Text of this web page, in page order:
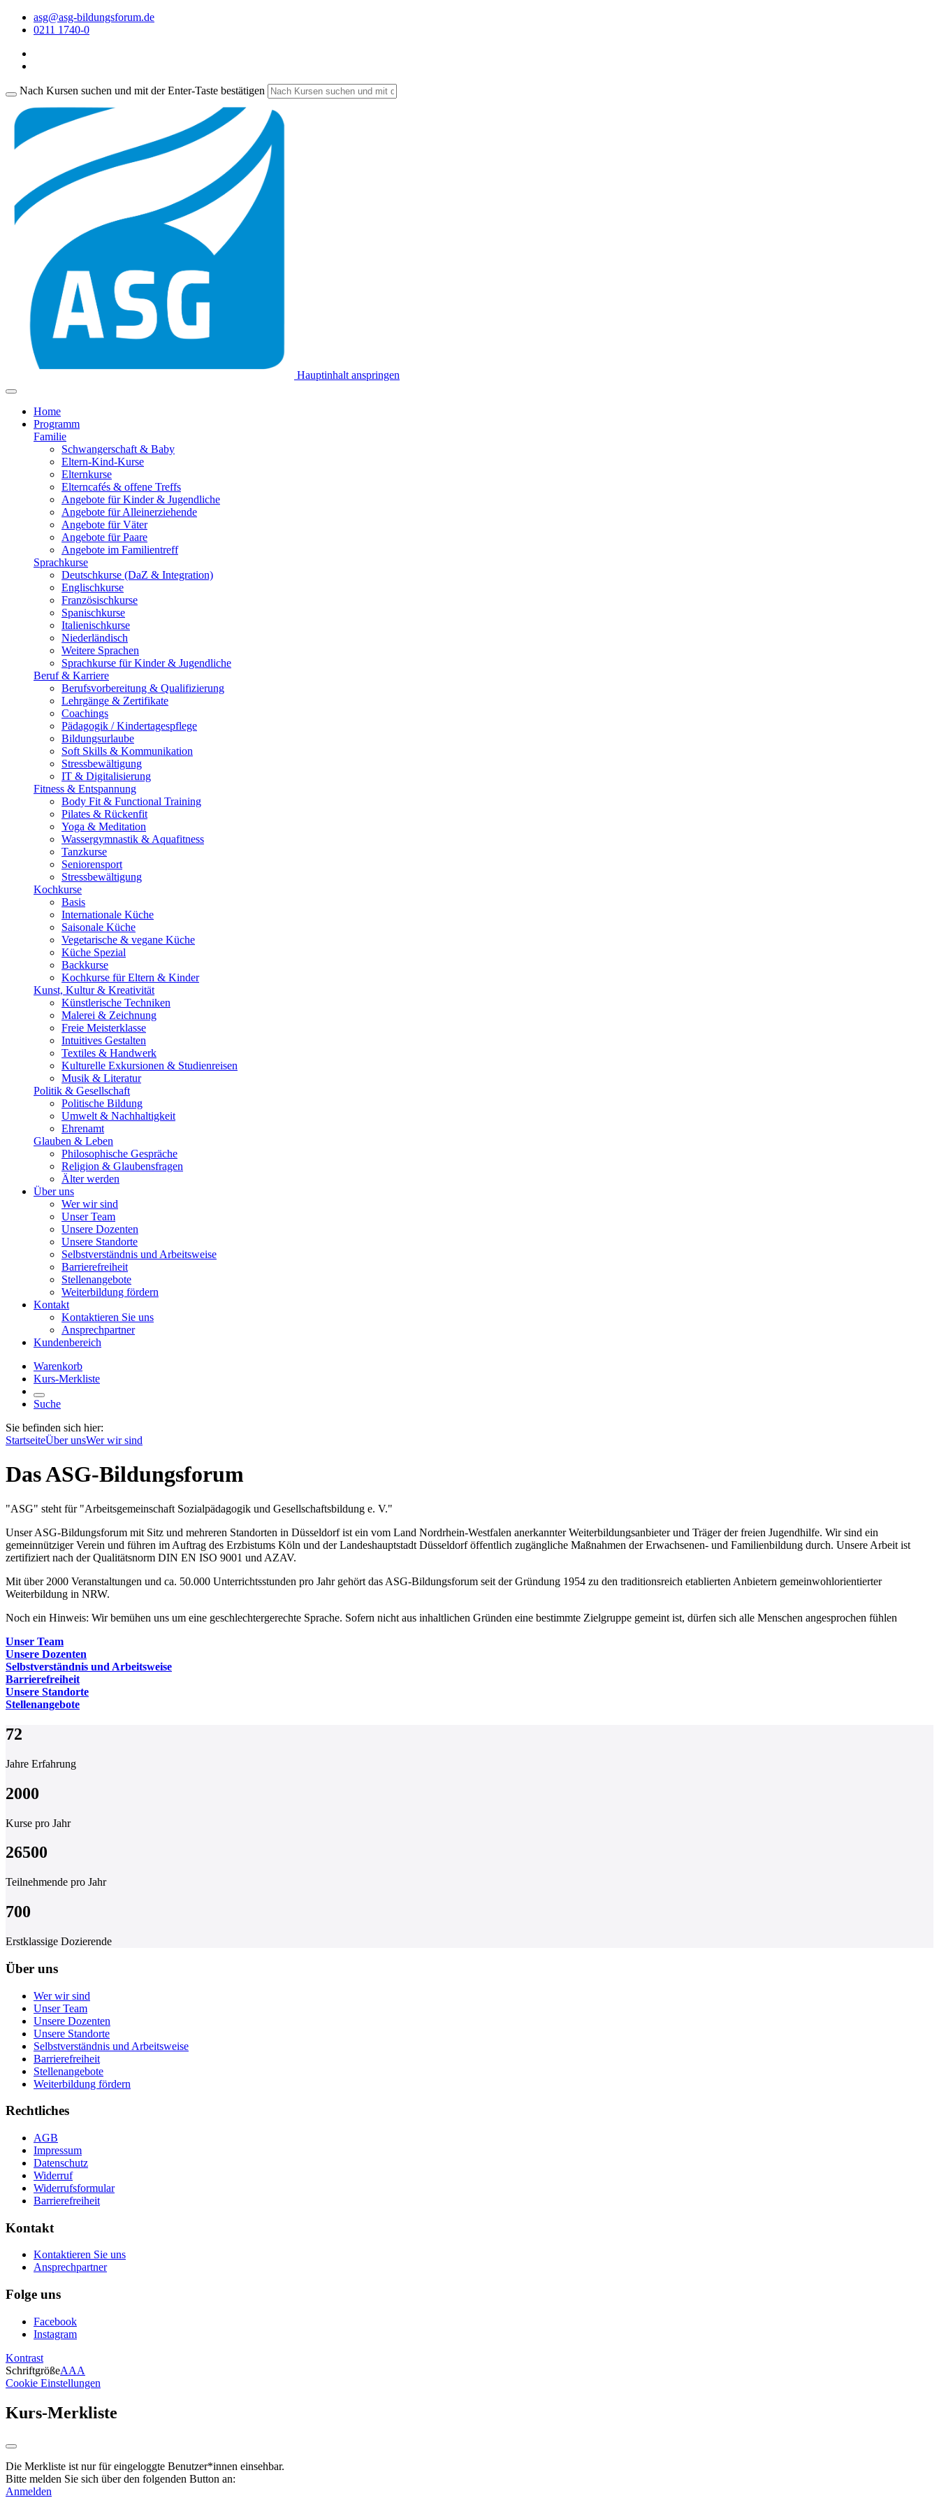
asg@asg-bildungsforum.de
0211 1740-0
Nach Kursen suchen und mit der Enter-Taste bestätigen
Hauptinhalt anspringen
Home
Programm
Familie
Schwangerschaft & Baby
Eltern-Kind-Kurse
Elternkurse
Elterncafés & offene Treffs
Angebote für Kinder & Jugendliche
Angebote für Alleinerziehende
Angebote für Väter
Angebote für Paare
Angebote im Familientreff
Sprachkurse
Deutschkurse (DaZ & Integration)
Englischkurse
Französischkurse
Spanischkurse
Italienischkurse
Niederländisch
Weitere Sprachen
Sprachkurse für Kinder & Jugendliche
Beruf & Karriere
Berufsvorbereitung & Qualifizierung
Lehrgänge & Zertifikate
Coachings
Pädagogik / Kindertagespflege
Bildungsurlaube
Soft Skills & Kommunikation
Stressbewältigung
IT & Digitalisierung
Fitness & Entspannung
Body Fit & Functional Training
Pilates & Rückenfit
Yoga & Meditation
Wassergymnastik & Aquafitness
Tanzkurse
Seniorensport
Stressbewältigung
Kochkurse
Basis
Internationale Küche
Saisonale Küche
Vegetarische & vegane Küche
Küche Spezial
Backkurse
Kochkurse für Eltern & Kinder
Kunst, Kultur & Kreativität
Künstlerische Techniken
Malerei & Zeichnung
Freie Meisterklasse
Intuitives Gestalten
Textiles & Handwerk
Kulturelle Exkursionen & Studienreisen
Musik & Literatur
Politik & Gesellschaft
Politische Bildung
Umwelt & Nachhaltigkeit
Ehrenamt
Glauben & Leben
Philosophische Gespräche
Religion & Glaubensfragen
Älter werden
Über uns
Wer wir sind
Unser Team
Unsere Dozenten
Unsere Standorte
Selbstverständnis und Arbeitsweise
Barrierefreiheit
Stellenangebote
Weiterbildung fördern
Kontakt
Kontaktieren Sie uns
Ansprechpartner
Kundenbereich
Warenkorb
Kurs-Merkliste
Suche
Sie befinden sich hier:
StartseiteÜber unsWer wir sind
Das ASG-Bildungsforum
"ASG" steht für "Arbeitsgemeinschaft Sozialpädagogik und Gesellschaftsbildung e. V."
Unser ASG-Bildungsforum mit Sitz und mehreren Standorten in Düsseldorf ist ein vom Land Nordrhein-Westfalen anerkannter Weiterbildungsanbieter und Träger der freien Jugendhilfe. Wir sind ein
gemeinnütziger Verein und führen im Auftrag des Erzbistums Köln und der Landeshauptstadt Düsseldorf öffentlich zugängliche Maßnahmen der Erwachsenen- und Familienbildung durch. Unsere Arbeit ist
zertifiziert nach der Qualitätsnorm DIN EN ISO 9001 und AZAV.
Mit über 2000 Veranstaltungen und ca. 50.000 Unterrichtsstunden pro Jahr gehört das ASG-Bildungsforum seit der Gründung 1954 zu den traditionsreich etablierten Anbietern gemeinwohlorientierter
Weiterbildung in NRW.
Noch ein Hinweis: Wir bemühen uns um eine geschlechtergerechte Sprache. Sofern nicht aus inhaltlichen Gründen eine bestimmte Zielgruppe gemeint ist, dürfen sich alle Menschen angesprochen fühlen
Unser Team
Unsere Dozenten
Selbstverständnis und ­Arbeitsweise
Barrierefreiheit
Unsere Standorte
Stellenangebote
72
Jahre Erfahrung
2000
Kurse pro Jahr
26500
Teilnehmende pro Jahr
700
Erstklassige Dozierende
Über uns
Wer wir sind
Unser Team
Unsere Dozenten
Unsere Standorte
Selbstverständnis und Arbeitsweise
Barrierefreiheit
Stellenangebote
Weiterbildung fördern
Rechtliches
AGB
Impressum
Datenschutz
Widerruf
Widerrufsformular
Barrierefreiheit
Kontakt
Kontaktieren Sie uns
Ansprechpartner
Folge uns
Facebook
Instagram
Kontrast
SchriftgrößeAAA
Cookie Einstellungen
Kurs-Merkliste
Die Merkliste ist nur für eingeloggte Benutzer*innen einsehbar.
Bitte melden Sie sich über den folgenden Button an:
Anmelden